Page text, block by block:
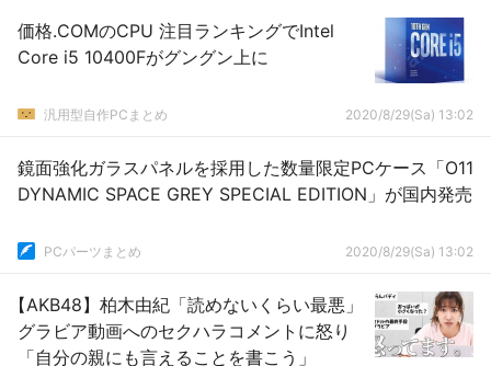
価格.COMのCPU 注目ランキングでIntel
Core i5 10400Fがグングン上に
汎用型自作PCまとめ 2020/8/29(Sa) 13:02
鏡面強化ガラスパネルを採用した数量限定PCケース「O11
DYNAMIC SPACE GREY SPECIAL EDITION」が国内発売
PCパーツまとめ 2020/8/29(Sa) 13:02
【AKB48】柏木由紀「読めないくらい最悪」
グラビア動画へのセクハラコメントに怒り
「自分の親にも言えることを書こう」